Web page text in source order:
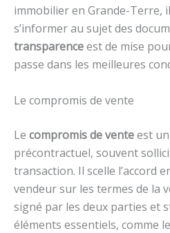
immobilier en Grande-Terre,
s’informer au sujet des
transparenceest de mise
passe dans les meilleures
Le compromis de vente
Le compromis de venteest
précontractuel, souvent
transaction. Il scelle l’accord
vendeur sur les termes de la
signé par les deux parties et
éléments essentiels, comme